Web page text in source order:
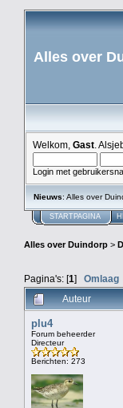
Alles over
Welkom, Gast .
Login met
Nieuws: Alles over
STARTPAGINA
Alles over Duindorp >
Pagina's: [1] Omlaag
Auteur
plu4
Forum beheerder
Directeur
Berichten: 273